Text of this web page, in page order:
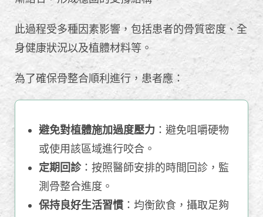
此過程受多種因素影響，包括患者的骨質密度、全
身健康狀況以及植體材料等。
為了確保骨整合順利進行，患者應：
避免對植體施加過度壓力 ：避免咀嚼硬物
或使用該區域進行咬合。
定期回診：按照醫師安排的時間回診，監
測骨整合進度。
保持良好生活習慣 ：均衡飲食，攝取足夠